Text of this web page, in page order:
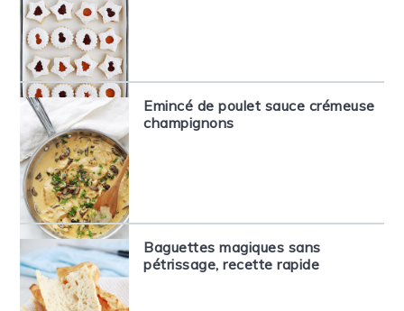
Emincé de poulet sauce crémeuse
champignons
Baguettes magiques sans
pétrissage, recette rapide